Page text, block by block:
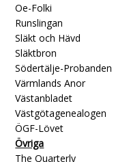
Oe-Folki
Runslingan
Släkt och Hävd
Släktbron
Södertälje-Probanden
Värmlands Anor
Västanbladet
Västgötagenealogen
ÖGF-Lövet
Övriga
The Quarterly